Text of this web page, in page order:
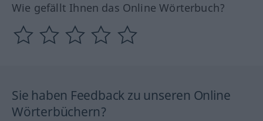
Wie gefällt Ihnen das Online Wörterbuch?
Sie haben Feedback zu unseren Online
Wörterbüchern?